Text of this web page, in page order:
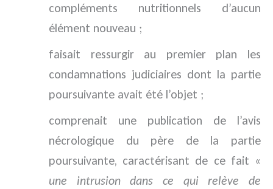
compléments nutritionnels d’aucun
élément nouveau ;
faisait ressurgir au premier plan les
condamnations judiciaires dont la partie
poursuivante avait été l’objet ;
comprenait une publication de l’avis
nécrologique du père de la partie
poursuivante, caractérisant de ce fait «
une intrusion dans ce qui relève de